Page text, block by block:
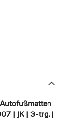
| JK | 3-trg. |